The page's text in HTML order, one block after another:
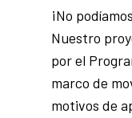
¡No
Nuestro
por el
marco de
motivos de